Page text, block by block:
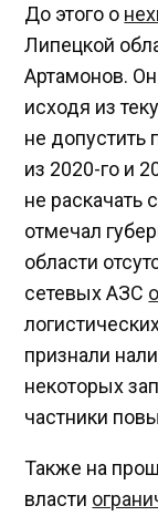
До этого о
Липецкой
Артамонов.
исходя из
не допустить
из 2020-го и
не раскачать
отмечал
области
сетевых АЗС
признали
некоторых
частники
Также на
власти